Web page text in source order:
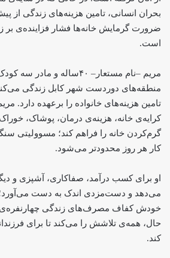
بحران انسانی، تامین هزینه‌های زندگی از
ضرورت گرمایش خانه‌ها فشار فزاینده‌ی بر
است.
مریم –نام مستعار– ۴۰ساله و
منطقه‌های دوردست شهر کابل زندگی
تامین هزینه‌های خانواده را برعهده دارد.
کرایه‌ی خانه، هزینه‌ی درمان، پوشاک،
گرم‌کردن خانه را فراهم کند؛ مسوولیتی
کار هر روز محدودتر می‌شود.
او برای کسب درآمد، صفاکاری، آشپزی و
می‌دهد و دست‌مزدی اندک به دست می‌آورد؛
خودش کفاف مصرف‌های زندگی
حال، همه‌ی تلاشش را می‌کند تا برای
کند.